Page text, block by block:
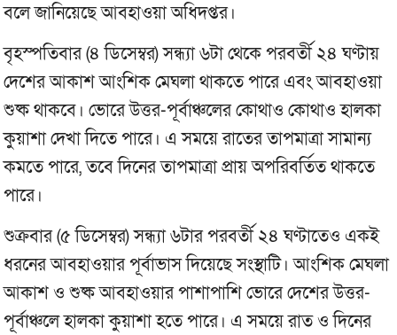
বলে জানিয়েছে আবহাওয়া অধিদপ্তর।
বৃহস্পতিবার (৪ ডিসেম্বর) সন্ধ্যা ৬টা থেকে পরবর্তী ২৪ ঘণ্টায়
দেশের আকাশ আংশিক মেঘলা থাকতে পারে এবং আবহাওয়া
শুষ্ক থাকবে। ভোরে উত্তর-পূর্বাঞ্চলের কোথাও কোথাও হালকা
কুয়াশা দেখা দিতে পারে। এ সময়ে রাতের তাপমাত্রা সামান্য
কমতে পারে, তবে দিনের তাপমাত্রা প্রায় অপরিবর্তিত থাকতে
পারে।
শুক্রবার (৫ ডিসেম্বর) সন্ধ্যা ৬টার পরবর্তী ২৪ ঘণ্টাতেও একই
ধরনের আবহাওয়ার পূর্বাভাস দিয়েছে সংস্থাটি। আংশিক মেঘলা
আকাশ ও শুষ্ক আবহাওয়ার পাশাপাশি ভোরে দেশের উত্তর-
পূর্বাঞ্চলে হালকা কুয়াশা হতে পারে। এ সময়ে রাত ও দিনের